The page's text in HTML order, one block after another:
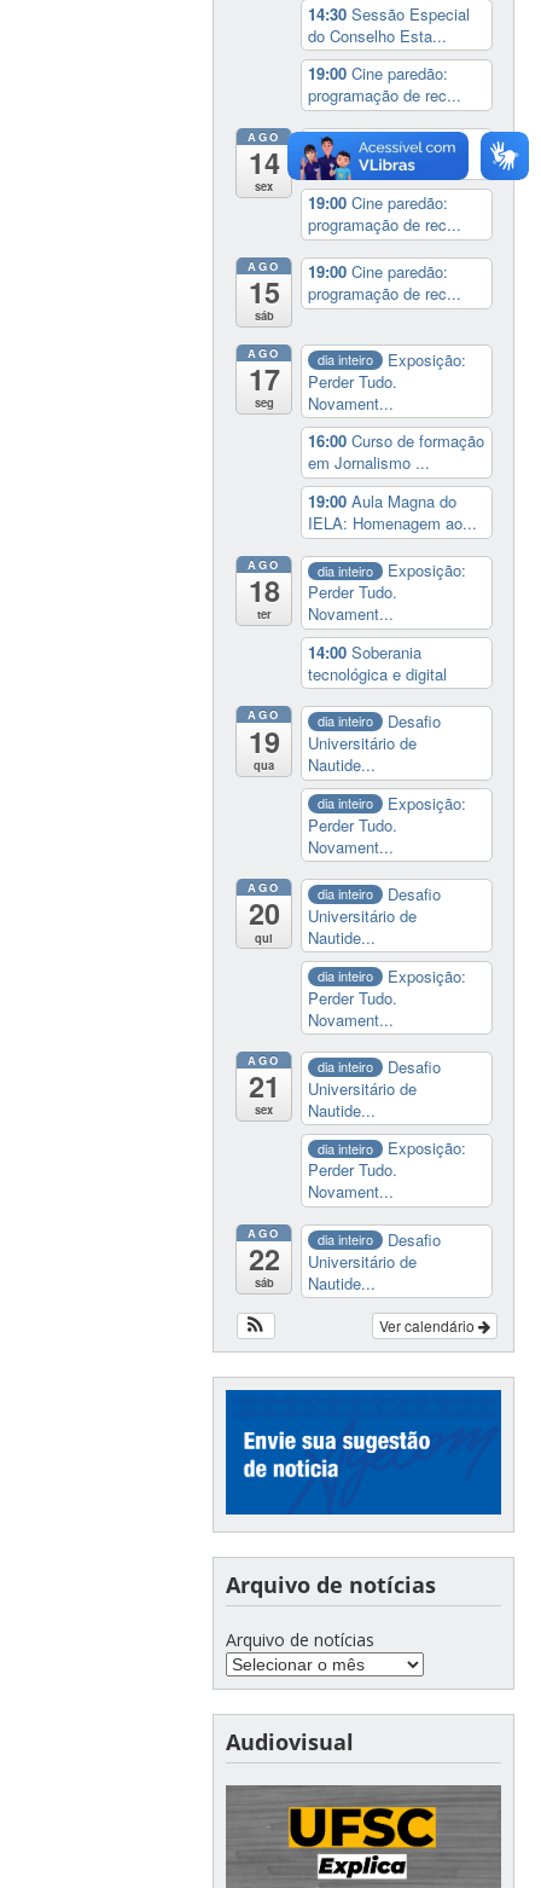
14:30Sessão Especial
do Conselho Esta...
19:00Cine paredão:
programação de rec...
AGO
14
sex
14:00
Lançamento da
cinebiografia de D...
19:00Cine paredão:
programação de rec...
AGO
15
sáb
19:00Cine paredão:
programação de rec...
AGO
17
seg
dia inteiro
Exposição:
Perder Tudo.
Novament...
16:00Curso de formação
em Jornalismo ...
19:00Aula Magna do
IELA: Homenagem ao...
AGO
18
ter
dia inteiro
Exposição:
Perder Tudo.
Novament...
14:00Soberania
tecnológica e digital
AGO
19
qua
dia inteiro
Desafio
Universitário de
Nautide...
dia inteiro
Exposição:
Perder Tudo.
Novament...
AGO
20
qui
dia inteiro
Desafio
Universitário de
Nautide...
dia inteiro
Exposição:
Perder Tudo.
Novament...
AGO
21
sex
dia inteiro
Desafio
Universitário de
Nautide...
dia inteiro
Exposição:
Perder Tudo.
Novament...
AGO
22
sáb
dia inteiro
Desafio
Universitário de
Nautide...
Ver calendário
Arquivo de notícias
Arquivo de notícias
Audiovisual